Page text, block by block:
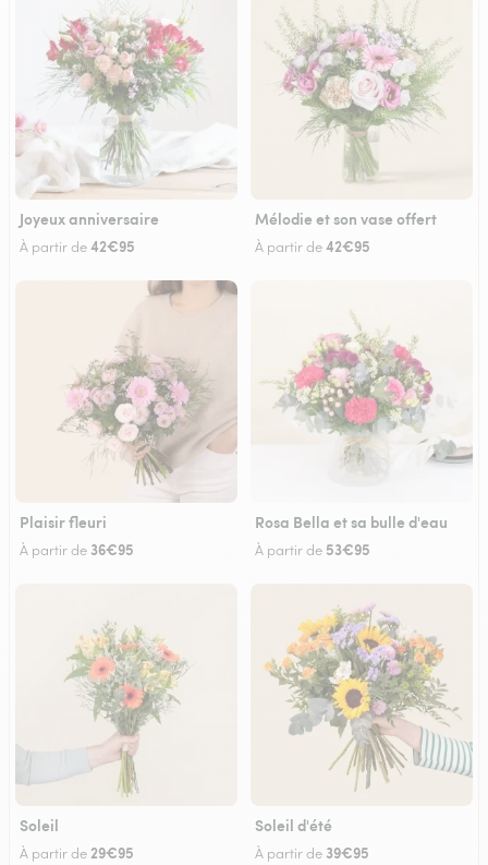
Joyeux anniversaire
À partir de42€95
Mélodie et son vase offert
À partir de42€95
Plaisir fleuri
À partir de 36€95
Rosa Bella et sa bulle d'eau
À partir de 53€95
Soleil
À partir de 29€95
Soleil d'été
À partir de 39€95